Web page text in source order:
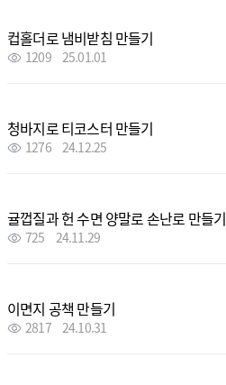
컵홀더로 냄비받침 만들기
1209 25.01.01
청바지로 티코스터 만들기
1276 24.12.25
귤껍질과 헌 수면 양말로 손난로 만들기
725 24.11.29
이면지 공책 만들기
2817 24.10.31